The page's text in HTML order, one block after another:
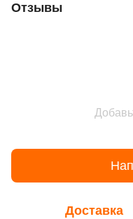
Отзывы
Доставка